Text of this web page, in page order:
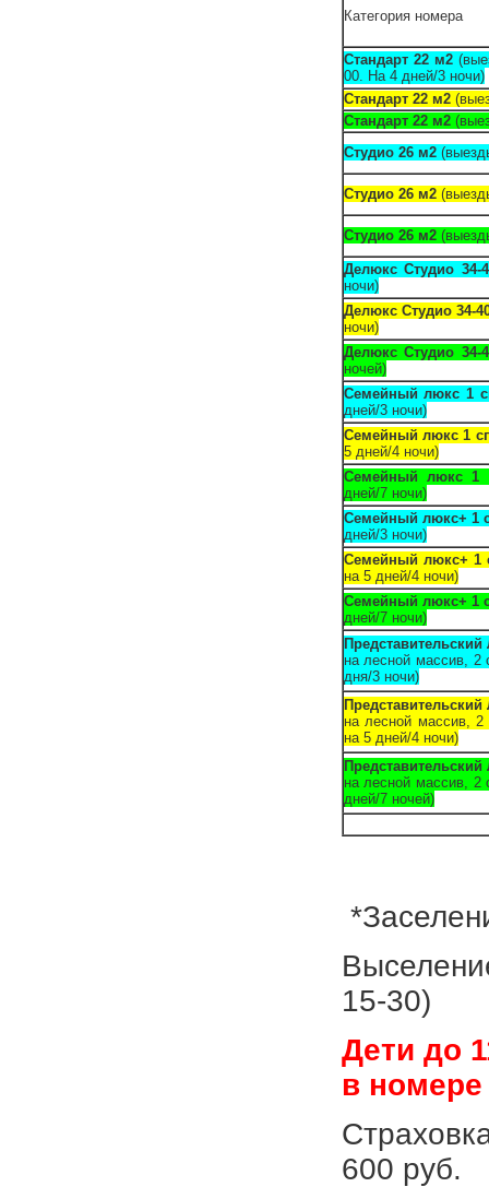
Категория номера
Стандарт 22 м2
00. На 4 дней/3 ночи)
Стандарт 22 м2
Стандарт 22 м2
Студио 26 м2
Студио 26 м2
Студио 26 м2
Делюкс Студио 34-
ночи)
Делюкс Студио 34-
ночи)
Делюкс Студио 34-
ночей)
Семейный люкс 1
дней/3 ночи)
Семейный люкс 1
5 дней/4 ночи)
Семейный люкс 1
дней/7 ночи)
Семейный люкс+ 1
дней/3 ночи)
Семейный люкс+ 1
на 5 дней/4 ночи)
Семейный люкс+ 1
дней/7 ночи)
на лесной массив, 2
дня/3 ночи)
на лесной массив,
на 5 дней/4 ночи)
на лесной массив, 2
дней/7 ночей)
15-30)
Дети до
в номере
600 руб.